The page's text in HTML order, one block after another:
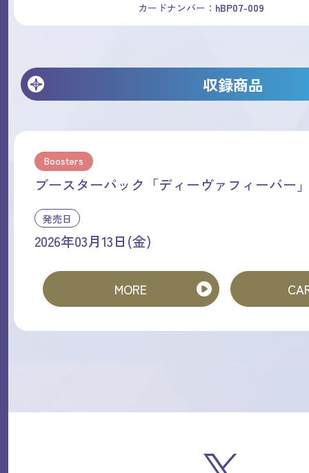
カードナンバー： hBP07-009
収録商品
Boosters
ブースターパック「ディーヴァフィーバー
発売日
2026年03月13日(金)
MORE